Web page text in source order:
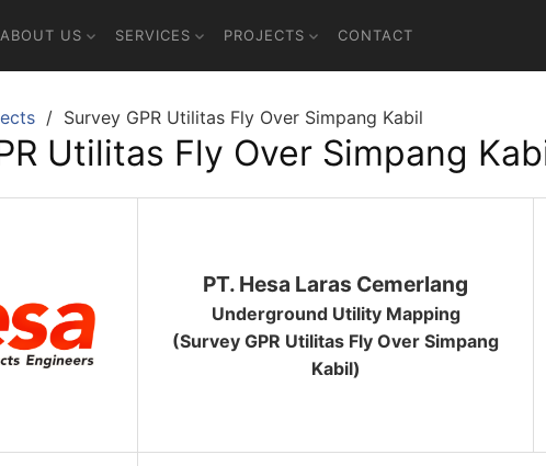
ABOUT US SERVICES PROJECTS CONTACT
Survey GPR Utilitas Fly Over Simpang Kabil
Utilitas Fly Over Simpang
PT. Hesa Laras Cemerlang
Underground Utility Mapping
(Survey GPR Utilitas Fly Over Simpang
Kabil)